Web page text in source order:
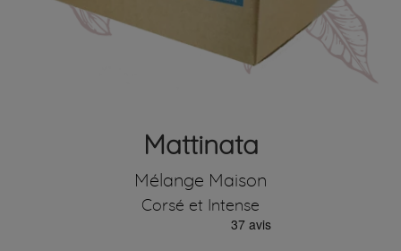
Mattinata
Mélange Maison
Corsé et Intense